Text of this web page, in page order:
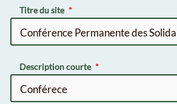
Titre du site
Description courte